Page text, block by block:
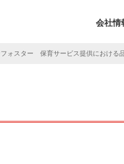
会社情
フォスター 保育サービス提供における